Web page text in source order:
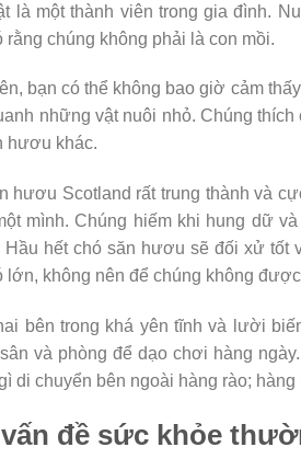
là một thành viên trong gia đình.
rằng chúng không phải là con mồi.
bạn có thể không bao giờ cảm
những vật nuôi nhỏ. Chúng
hươu khác.
hươu Scotland rất trung thành và
mình. Chúng hiếm khi hung dữ
Hầu hết chó săn hươu sẽ đối xử
lớn, không nên để chúng không
bên trong khá yên tĩnh và lười
và phòng để dạo chơi hàng
di chuyển bên ngoài hàng rào;
đề sức khỏe